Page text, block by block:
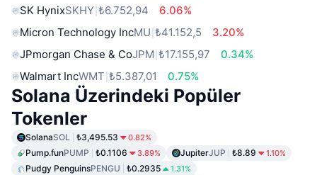
SK HynixSKHY ₺6.752,94
6.06%
Micron Technology IncMU ₺41.152,5
3.20%
JPmorgan Chase & CoJPM ₺17.155,97
0.34%
Walmart IncWMT ₺5.387,01 0.75%
Solana Üzerindeki Popüler
Tokenler
SolanaSOL ₺3,495.53 0.82%
Pump.funPUMP ₺0.1106 3.89% JupiterJUP ₺8.89 1.10%
Pudgy PenguinsPENGU ₺0.2935 1.31%